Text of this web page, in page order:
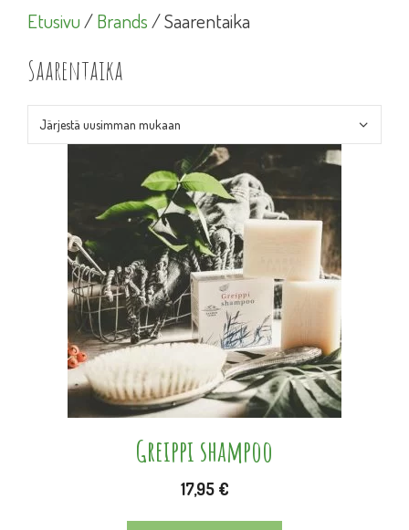
Etusivu/Brands/ Saarentaika
Saarentaika
Greippi shampoo
17,95 €